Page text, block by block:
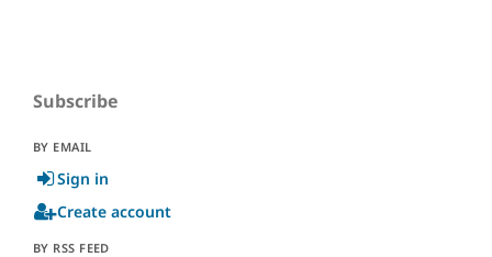
Subscribe
BY EMAIL
Sign in
Create account
BY RSS FEED